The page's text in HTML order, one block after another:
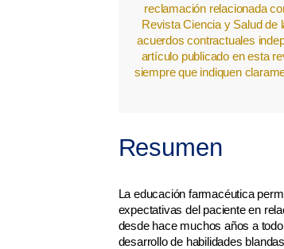
reclamación relacionada
Revista Ciencia y Salud de
acuerdos contractuales
artículo publicado en esta
siempre que indiquen
Resumen
La educación farmacéutica
expectativas del paciente en
desde hace muchos años a
desarrollo de habilidades